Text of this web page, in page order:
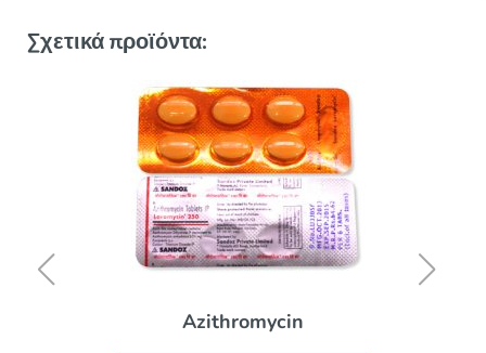
Σχετικά προϊόντα:
Azithromycin